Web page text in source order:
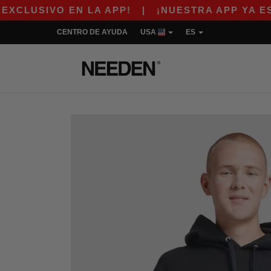
EN LA APP!|¡NUESTRA APP YA ESTÁ
CENTRO DE AYUDA USA ES